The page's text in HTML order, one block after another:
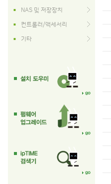
■ NAS 및 저장장치
■ 컨트롤러/액세서리
■ 기타